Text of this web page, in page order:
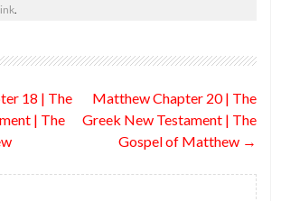
dI es l
e
.
18 | The
| The
Matthew Chapter 20 | The
Greek New Testament | The
Gospel of Matthew →